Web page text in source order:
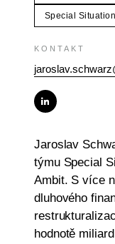
KONTAKT
Special
Jaroslav
týmu Special
Ambit. S více
dluhového
hodnotě